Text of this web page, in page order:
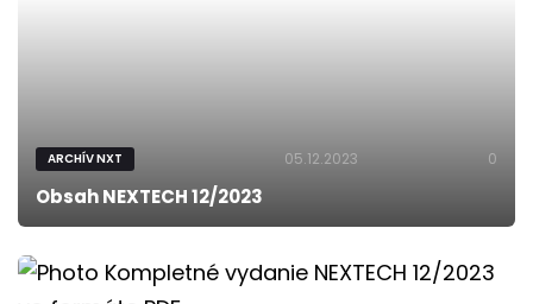
ARCHÍV NXT 05.12.2023 0
Obsah NEXTECH 12/2023